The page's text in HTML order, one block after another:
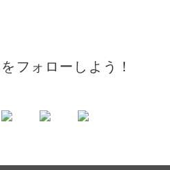
フォローしよう！